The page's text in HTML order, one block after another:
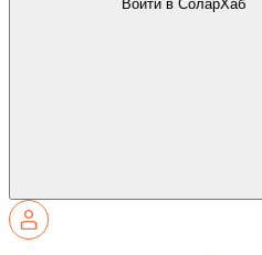
Войти в СоларХаб